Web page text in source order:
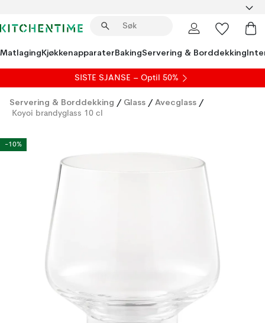
MatlagingKjøkkenapparaterBakingServering & Borddekking
SISTE SJANSE – Optil 50%
Servering & Borddekking / Glass / Avecglass /
Koyoi brandyglass 10 cl
-10%